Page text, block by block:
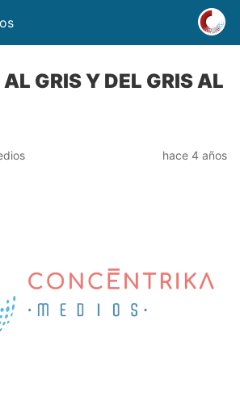
GRIS Y DEL GRIS AL
hace 4 años